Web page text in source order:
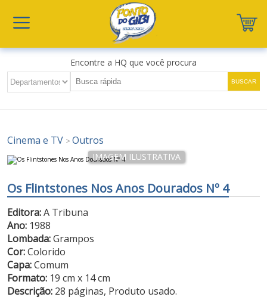
Encontre a HQ que você procura
Cinema e TV >Outros
Os Flintstones Nos Anos Dourados Nº 4
Editora:A Tribuna
Ano: 1988
Lombada:Grampos
Cor:Colorido
Capa:Comum
Formato: 19 cm x 14 cm
Descrição: 28 páginas, Produto usado.